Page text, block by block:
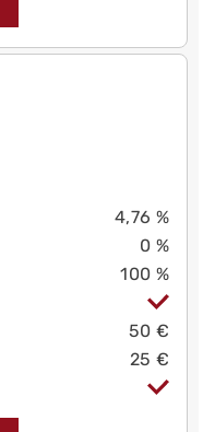
4,76 %
0 %
100 %
50 €
25 €